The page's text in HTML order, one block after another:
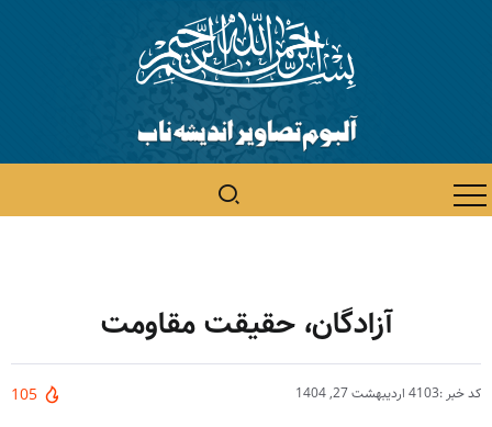
آزادگان، حقیقت مقاومت
کد خبر :4103 اردیبهشت 27, 1404 105